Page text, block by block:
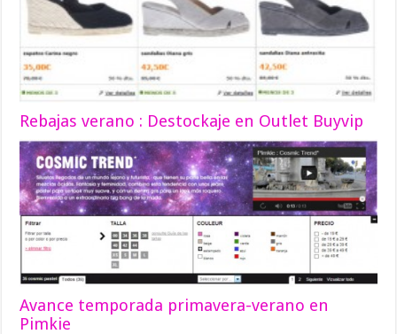
Rebajas verano : Destockaje en Outlet Buyvip
Avance temporada primavera-verano en
Pimkie